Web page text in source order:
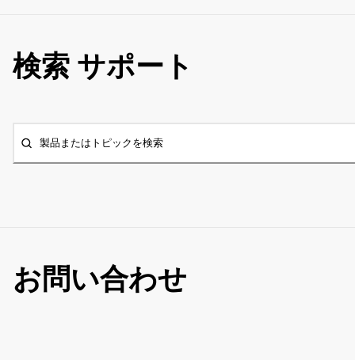
検索 サポート
製品またはトピックを検索
お問い合わせ